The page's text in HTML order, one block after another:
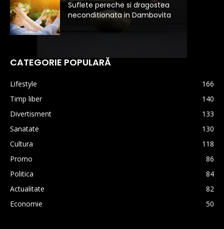
Suflete pereche si dragostea
neconditionata in Dambovita
CATEGORIE POPULARĂ
Lifestyle
166
Timp liber
140
Divertisment
133
Sanatate
130
Cultura
118
Promo
86
Politica
84
Actualitate
82
Economie
50